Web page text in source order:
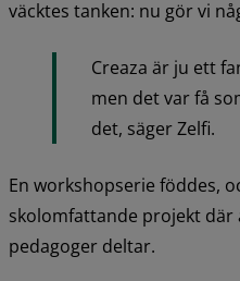
väcktes tanken: nu gör vi
Creaza är ju ett
men det var få
det, säger Zelfi.
En workshopserie föddes,
skolomfattande projekt där
pedagoger deltar.